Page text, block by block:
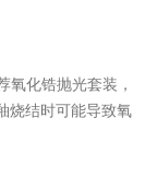
氧化锆抛光套装，
烧结时可能导致氧